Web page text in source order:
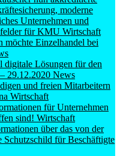
moderne
Unternehmen und
für KMU Wirtschaft
möchte Einzelhandel bei
digitale Lösungen für den
29.12.2020 News
und freien Mitarbeitern
Wirtschaft
für Unternehmen
sind! Wirtschaft
über das von der
für Beschäftigte